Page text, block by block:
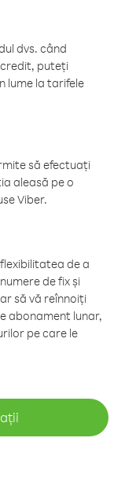
dvs. când
puteți
lume la tarifele
să efectuați
aleasă pe o
Viber.
de a
de fix și
să vă reînnoiți
abonament lunar,
pe care le